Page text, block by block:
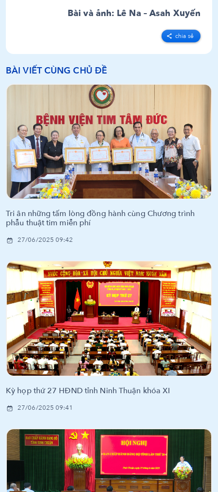
Bài và ảnh: Lê Na – Asah Xuyến
chia sẻ
BÀI VIẾT CÙNG CHỦ ĐỀ
Tri ân những tấm lòng đồng hành cùng Chương trình
phẫu thuật tim miễn phí
27/06/2025 09:42
Kỳ họp thứ 27 HĐND tỉnh Ninh Thuận khóa XI
27/06/2025 09:41